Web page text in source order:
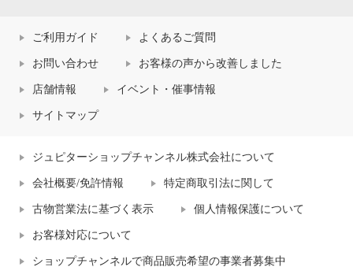
ご利用ガイド よくあるご質問
お問い合わせ お客様の声から改善しました
店舗情報 イベント・催事情報
サイトマップ
ジュピターショップチャンネル株式会社について
会社概要/免許情報 特定商取引法に関して
古物営業法に基づく表示 個人情報保護について
お客様対応について
ショップチャンネルで商品販売希望の事業者募集中